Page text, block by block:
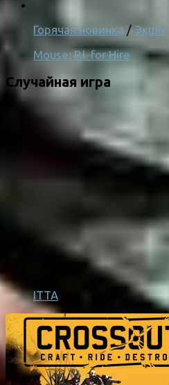
Горячая новинка / Экшн
Mouse: P.I. for Hire
Случайная игра
ITTA